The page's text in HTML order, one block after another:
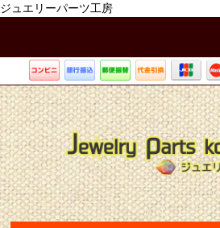
ジュエリーパーツ工房